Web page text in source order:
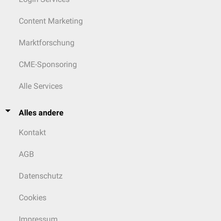
Content Marketing
Marktforschung
CME-Sponsoring
Alle Services
Alles andere
Kontakt
AGB
Datenschutz
Cookies